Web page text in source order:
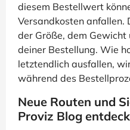
diesem Bestellwert
Versandkosten anfallen.
der Größe, dem
deiner Bestellung. Wie
letztendlich ausfallen,
während des
Neue Routen und
Proviz Blog